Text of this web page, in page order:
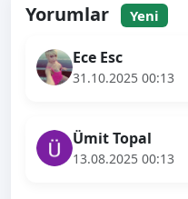
Yorumlar Yeni
Ece Esc
31.10.2025 00:13
Ümit Topal
13.08.2025 00:13